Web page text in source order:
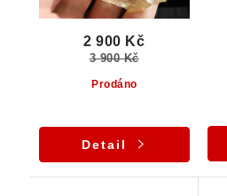
Prodáno
2 900 Kč
3 900 Kč
Detail